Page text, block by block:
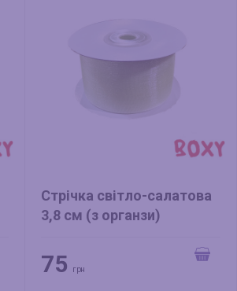
Стрічка світло-салатова
3,8 см (з органзи)
75 грн